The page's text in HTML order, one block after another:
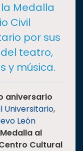
Medalla
Civil
por sus
teatro,
y música.
aniversario
Universitario,
León
Medalla al
Cultural